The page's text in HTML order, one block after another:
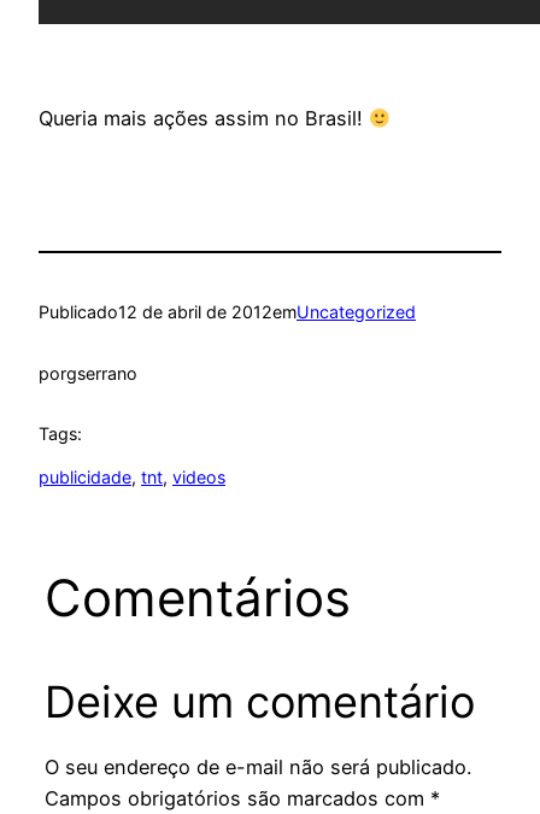
Queria mais ações assim no Brasil!
Publicado12 de abril de 2012emUncategorized
porgserrano
Tags:
publicidade, tnt, videos
Comentários
Deixe um comentário
O seu endereço de e-mail não será publicado.
Campos obrigatórios são marcados com *